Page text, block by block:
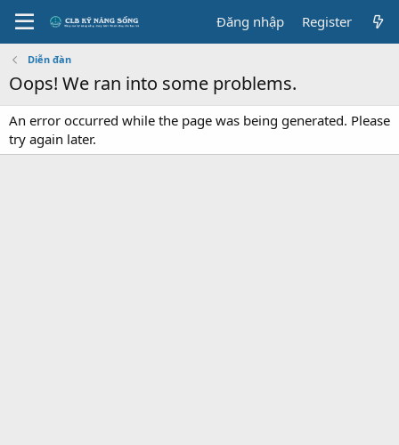
Đăng nhập Register
Diễn đàn
Oops! We ran into some problems.
An error occurred while the page was being generated. Please
try again later.